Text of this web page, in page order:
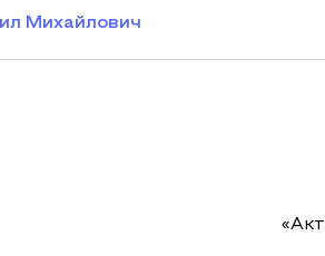
Михайлович